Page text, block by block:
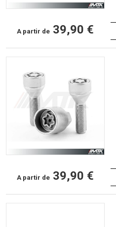
A partir de 39,90 €
A partir de 39,90 €